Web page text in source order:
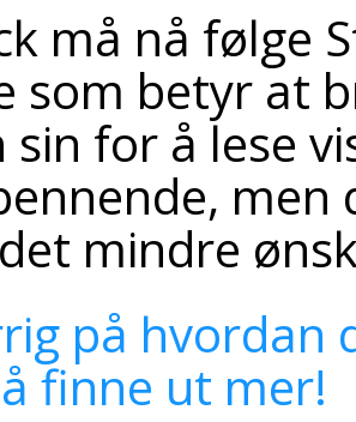
må nå følge
som betyr at
sin for å lese
mindre
på hvordan
finne ut mer!